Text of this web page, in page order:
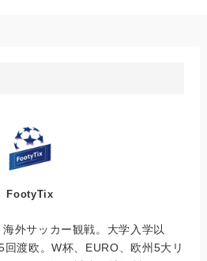
FootyTix
外サッカー観戦。大学入学以
渡欧。W杯、EURO、欧州5大リ